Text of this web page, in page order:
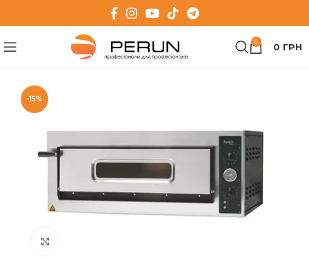
0 0 ГРН
-15%